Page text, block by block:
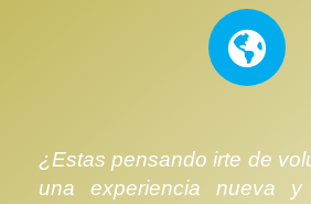
¿Estas pensando irte de
una experiencia nueva y